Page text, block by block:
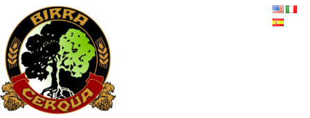
Skip to Content